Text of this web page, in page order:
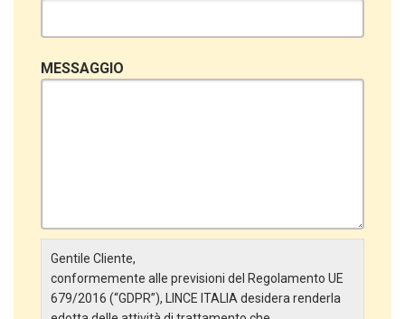
MESSAGGIO
Gentile Cliente,
conformemente alle previsioni del Regolamento UE
679/2016 (“GDPR”), LINCE ITALIA desidera renderla